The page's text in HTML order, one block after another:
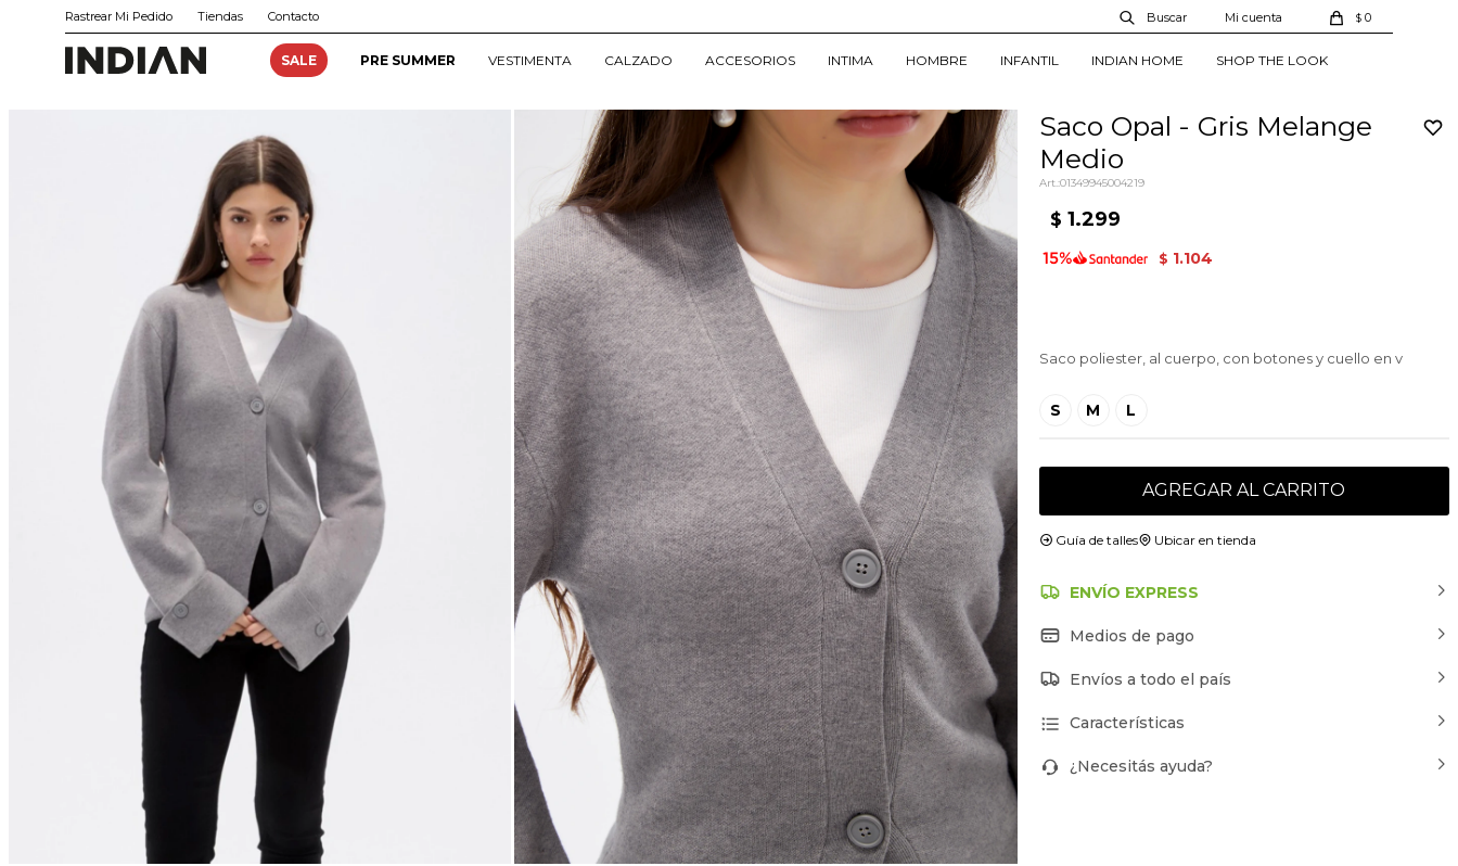
SALE PRE SUMMER VESTIMENTA CALZADO ACCESORIOS INTIMA HOMBRE INFANTIL INDIAN HOME SHOP THE LOOK
$ 0
Rastrear Mi Pedido Tiendas Contacto
Saco Opal - Gris Melange
Medio
01349945004219
$ 1.299
$ 1.104
Saco poliester, al cuerpo, con botones y cuello en v
S M L
AGREGAR AL CARRITO
Guía de talles Ubicar en tienda
ENVÍO EXPRESS
Medios de pago
Envíos a todo el país
Características
¿Necesitás ayuda?